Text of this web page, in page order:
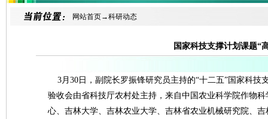
网站首页→科研动态
国家科技支撑计划课题“
3月30日，副院长罗振锋研究员主持的“十二五”国家科技
验收会由省科技厅农村处主持，来自中国农业科学院作物
心、吉林大学、吉林农业大学、吉林省农业机械研究院、